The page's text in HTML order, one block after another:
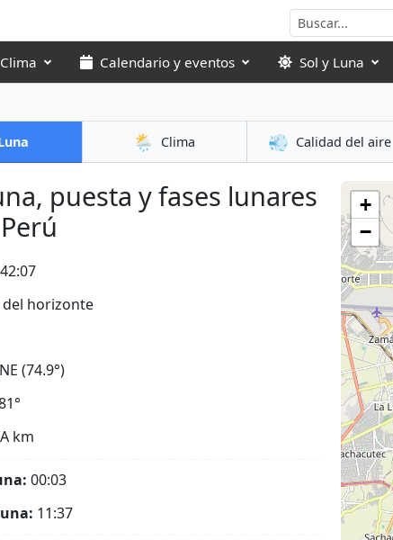
Clima Calendario y eventos Sol y Luna
🌦️ Clima 💨 Calidad del aire
puesta y fases lunares
horizonte
(74.9°)
km
00:03
11:37
+
−